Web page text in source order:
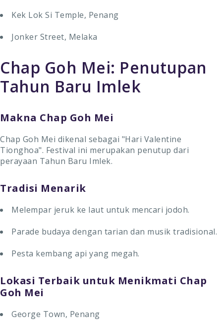
Kek Lok Si Temple, Penang
Jonker Street, Melaka
Chap Goh Mei: Penutupan
Tahun Baru Imlek
Makna Chap Goh Mei
Chap Goh Mei dikenal sebagai "Hari Valentine
Tionghoa". Festival ini merupakan penutup dari
perayaan Tahun Baru Imlek.
Tradisi Menarik
Melempar jeruk ke laut untuk mencari jodoh.
Parade budaya dengan tarian dan musik tradisional.
Pesta kembang api yang megah.
Lokasi Terbaik untuk Menikmati Chap
Goh Mei
George Town, Penang